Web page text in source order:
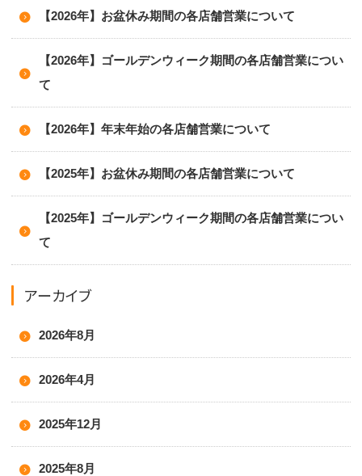
【2026年】お盆休み期間の各店舗営業について
【2026年】ゴールデンウィーク期間の各店舗営業につい
て
【2026年】年末年始の各店舗営業について
【2025年】お盆休み期間の各店舗営業について
【2025年】ゴールデンウィーク期間の各店舗営業につい
て
アーカイブ
2026年8月
2026年4月
2025年12月
2025年8月